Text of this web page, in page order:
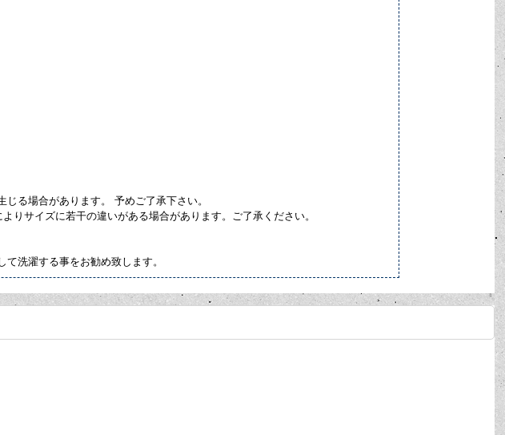
る場合があります。 予めご了承下さい。
りサイズに若干の違いがある場合があります。ご了承ください。
洗濯する事をお勧め致します。